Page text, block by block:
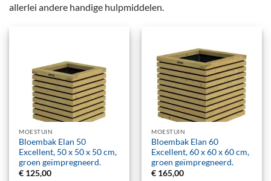
allerlei andere handige hulpmiddelen.
MOESTUIN
Bloembak Elan 50
Excellent, 50 x 50 x 50 cm,
groen geïmpregneerd.
€ 125,00
MOESTUIN
Bloembak Elan 60
Excellent, 60 x 60 x 60 cm,
groen geïmpregneerd.
€ 165,00